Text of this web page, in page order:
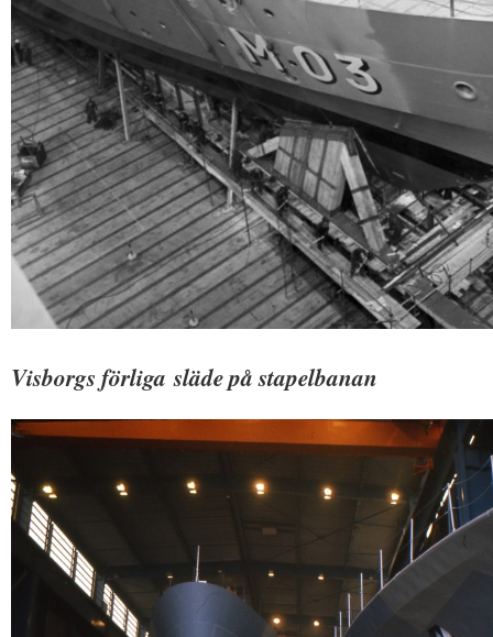
Visborgs förliga släde på stapelbanan